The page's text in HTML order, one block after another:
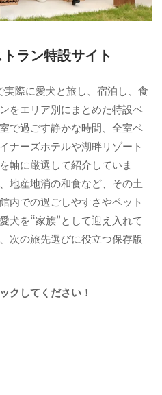
ラン特設サイト
際に愛犬と旅し、宿泊し、食
をエリア別にまとめた特設ペ
で過ごす静かな時間、全室ペ
ナーズホテルや湖畔リゾート
軸に厳選して紹介していま
地産地消の和食など、その土
内での過ごしやすさやペット
犬を“家族”として迎え入れて
次の旅先選びに役立つ保存版
クしてください！